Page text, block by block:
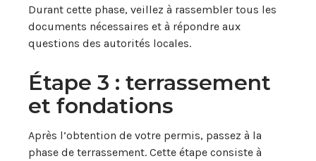
Durant cette phase, veillez à rassembler tous les
documents nécessaires et à répondre aux
questions des autorités locales.
Étape 3 : terrassement
et fondations
Après l’obtention de votre permis, passez à la
phase de terrassement. Cette étape consiste à